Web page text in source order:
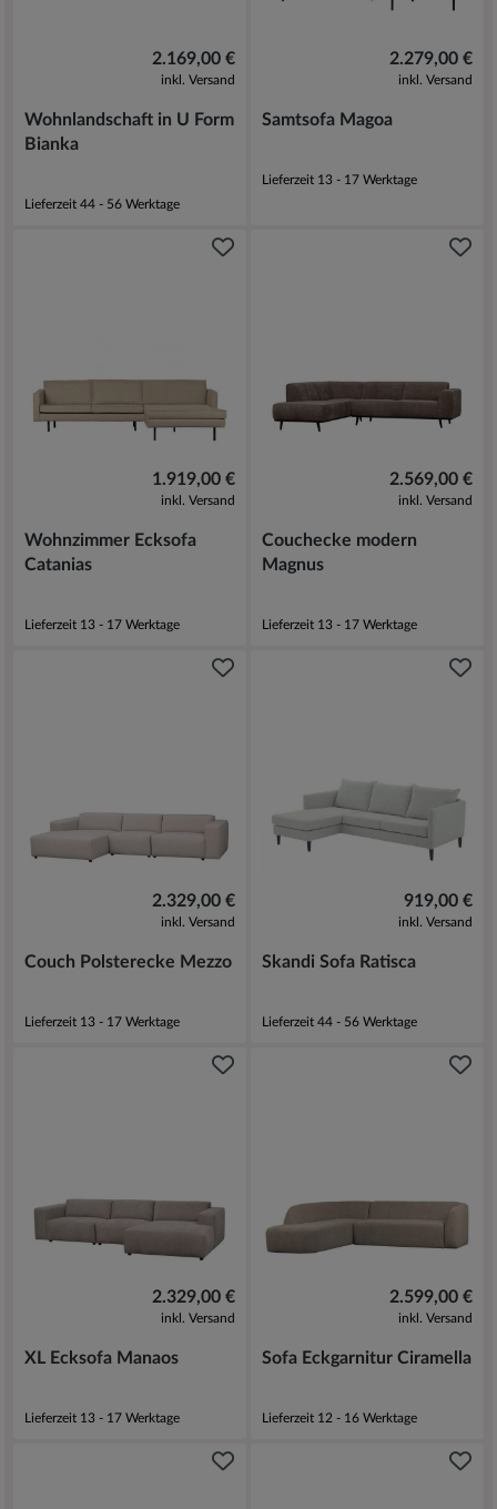
2.169,00 €
inkl. Versand
Wohnlandschaft in U Form
Bianka
Lieferzeit 44 - 56 Werktage
2.279,00 €
inkl. Versand
Samtsofa Magoa
Lieferzeit 13 - 17 Werktage
1.919,00 €
inkl. Versand
Wohnzimmer Ecksofa
Catanias
Lieferzeit 13 - 17 Werktage
2.569,00 €
inkl. Versand
Couchecke modern
Magnus
Lieferzeit 13 - 17 Werktage
2.329,00 €
inkl. Versand
Couch Polsterecke Mezzo
Lieferzeit 13 - 17 Werktage
919,00 €
inkl. Versand
Skandi Sofa Ratisca
Lieferzeit 44 - 56 Werktage
2.329,00 €
inkl. Versand
XL Ecksofa Manaos
Lieferzeit 13 - 17 Werktage
2.599,00 €
inkl. Versand
Sofa Eckgarnitur Ciramella
Lieferzeit 12 - 16 Werktage